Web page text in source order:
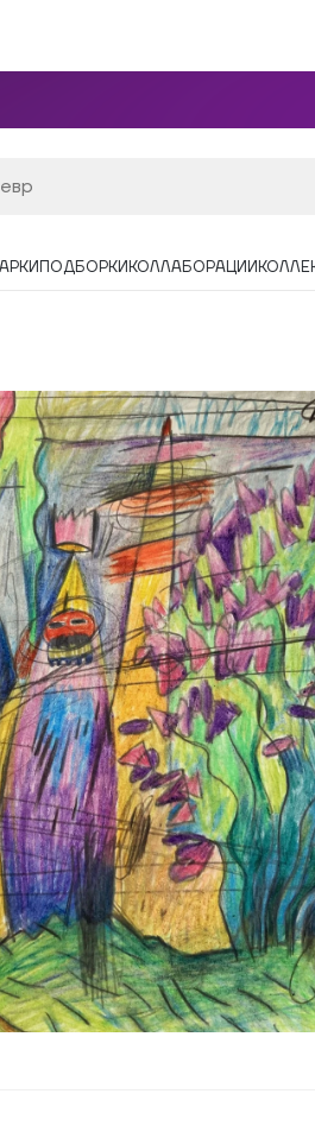
ПОДБОРКИ КОЛЛАБОРАЦИИ